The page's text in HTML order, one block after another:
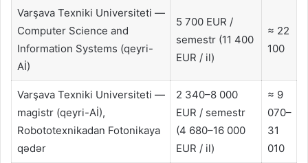
Varşava Texniki Universiteti —
Computer Science and
Information Systems (qeyri-
Aİ)
5 700 EUR /
semestr (11 400
EUR / il)
≈ 22
100
Varşava Texniki Universiteti —
magistr (qeyri-Aİ),
Robototexnikadan Fotonikaya
qədər
2 340–8 000
EUR / semestr
(4 680–16 000
EUR / il)
≈ 9
070–
31
010